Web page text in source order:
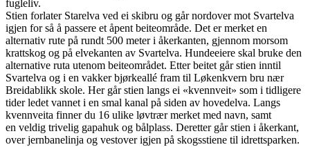
fugleliv.
Stien forlater Starelva ved ei skibru og går nordover mot Svartelva
igjen for så å passere et åpent beiteområde. Det er merket en
alternativ rute på rundt 500 meter i åkerkanten, gjennom morsom
krattskog og på elvekanten av Svartelva. Hundeeiere skal bruke den
alternative ruta utenom beiteområdet. Etter beitet går stien inntil
Svartelva og i en vakker bjørkeallé fram til Løkenkvern bru nær
Breidablikk skole. Her går stien langs ei «kvennveit» som i tidligere
tider ledet vannet i en smal kanal på siden av hovedelva. Langs
kvennveita finner du 16 ulike løvtrær merket med navn, samt
en veldig trivelig gapahuk og bålplass. Deretter går stien i åkerkant,
over jernbanelinja og vestover igjen på skogsstiene til idrettsparken.